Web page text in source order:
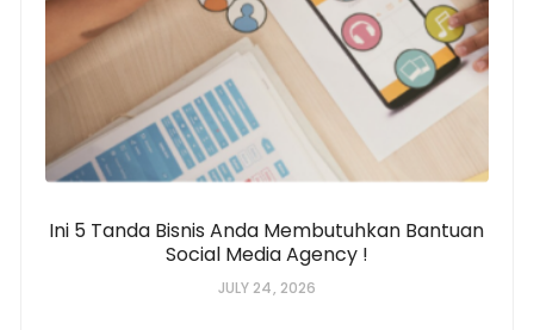
Ini 5 Tanda Bisnis Anda Membutuhkan Bantuan
Social Media Agency !
JULY 24, 2026